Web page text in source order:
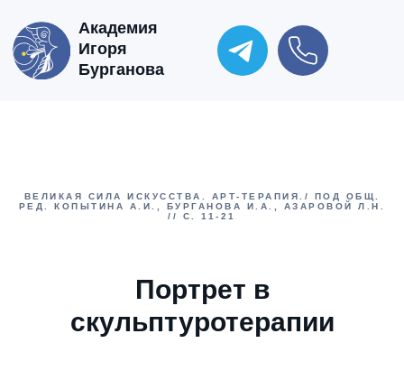
Академия
Игоря
Бурганова
ВЕЛИКАЯ СИЛА ИСКУССТВА. АРТ-ТЕРАПИЯ./ ПОД ОБЩ.
РЕД. КОПЫТИНА А.И., БУРГАНОВА И.А., АЗАРОВОЙ Л.Н.
// С. 11-21
Портрет в
скульптуротерапии